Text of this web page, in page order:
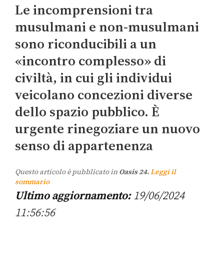
Le incomprensioni tra
musulmani e non-musulmani
sono riconducibili a un
«incontro complesso» di
civiltà, in cui gli individui
veicolano concezioni diverse
dello spazio pubblico. È
urgente rinegoziare un nuovo
senso di appartenenza
Questo articolo è pubblicato in Oasis 24.Leggi il
sommario
Ultimo aggiornamento:19/06/2024
11:56:56